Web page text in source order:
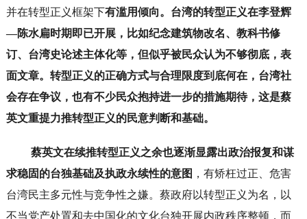
并在转型正义框架下有滥用倾向。台湾的转型正义在李登辉
—陈水扁时期即已开展，比如纪念建筑物改名、教科书修
订、台湾史论述主体化等，但似乎被民众认为不够彻底，表
面文章。转型正义的正确方式与合理限度到底何在，台湾社
会存在争议，也有不少民众抱持进一步的措施期待，这是蔡
英文重提力推转型正义的民意判断和基础。
蔡英文在续推转型正义之余也逐渐显露出政治报复和谋
求稳固的台独基础及执政永续性的意图 ，有矫枉过正、危害
台湾民主多元性与竞争性之嫌。蔡政府以转型正义为名，以
不当党产处置和去中国化的文化台独开展内政秩序整顿，而